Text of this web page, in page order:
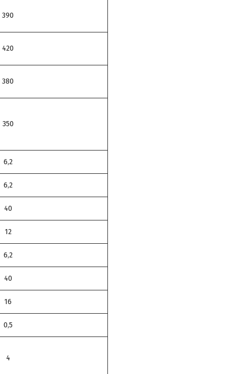
390
420
380
350
6,2
6,2
40
12
6,2
40
16
0,5
4